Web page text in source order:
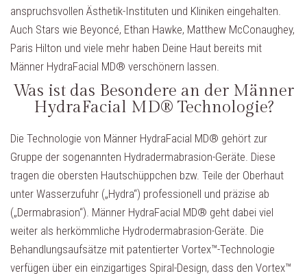
anspruchsvollen Ästhetik-Instituten und Kliniken eingehalten.
Auch Stars wie Beyoncé, Ethan Hawke, Matthew McConaughey,
Paris Hilton und viele mehr haben Deine Haut bereits mit
Männer HydraFacial MD® verschönern lassen.
Was ist das Besondere an der Männer
HydraFacial MD® Technologie?
Die Technologie von Männer HydraFacial MD® gehört zur
Gruppe der sogenannten Hydradermabrasion-Geräte. Diese
tragen die obersten Hautschüppchen bzw. Teile der Oberhaut
unter Wasserzufuhr („Hydra“) professionell und präzise ab
(„Dermabrasion“). Männer HydraFacial MD® geht dabei viel
weiter als herkömmliche Hydrodermabrasion-Geräte. Die
Behandlungsaufsätze mit patentierter Vortex™-Technologie
verfügen über ein einzigartiges Spiral-Design, dass den Vortex™